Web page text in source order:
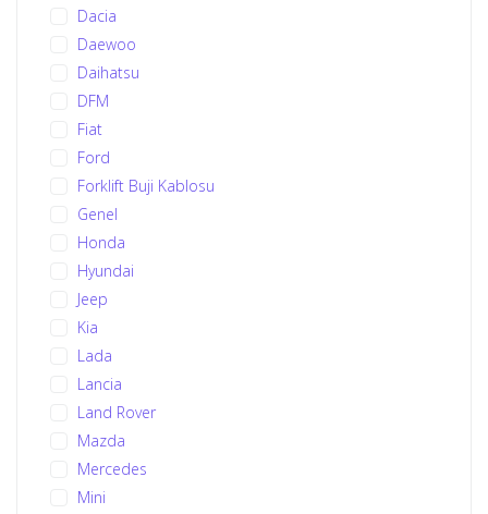
Dacia
Daewoo
Daihatsu
DFM
Fiat
Ford
Forklift Buji Kablosu
Genel
Honda
Hyundai
Jeep
Kia
Lada
Lancia
Land Rover
Mazda
Mercedes
Mini